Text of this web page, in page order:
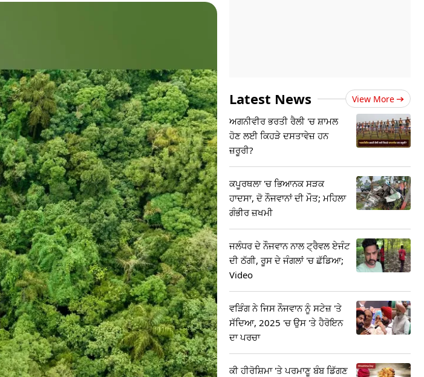
Latest News View More
ਅਗਨੀਵੀਰ ਭਰਤੀ ਰੈਲੀ 'ਚ ਸ਼ਾਮਲ
ਹੋਣ ਲਈ ਕਿਹੜੇ ਦਸਤਾਵੇਜ਼ ਹਨ
ਜ਼ਰੂਰੀ?
ਕਪੂਰਥਲਾ 'ਚ ਭਿਆਨਕ ਸੜਕ
ਹਾਦਸਾ, ਦੋ ਨੌਜਵਾਨਾਂ ਦੀ ਮੌਤ; ਮਹਿਲਾ
ਗੰਭੀਰ ਜ਼ਖਮੀ
ਜਲੰਧਰ ਦੇ ਨੌਜਵਾਨ ਨਾਲ ਟ੍ਰੈਵਲ ਏਜੰਟ
ਦੀ ਠੱਗੀ, ਰੂਸ ਦੇ ਜੰਗਲਾਂ 'ਚ ਛੱਡਿਆ;
Video
ਵੜਿੰਗ ਨੇ ਜਿਸ ਨੌਜਵਾਨ ਨੂੰ ਸਟੇਜ਼ 'ਤੇ
ਸੱਦਿਆ, 2025 'ਚ ਉਸ 'ਤੇ ਹੈਰੋਇਨ
ਦਾ ਪਰਚਾ
ਕੀ ਹੀਰੋਸ਼ਿਮਾ 'ਤੇ ਪਰਮਾਣੂ ਬੰਬ ਡਿੱਗਣ